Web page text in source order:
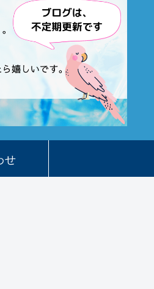
せ